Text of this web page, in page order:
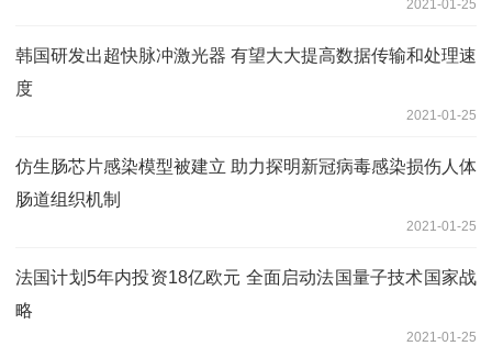
2021-01-25
韩国研发出超快脉冲激光器 有望大大提高数据传输和处理速
度
2021-01-25
仿生肠芯片感染模型被建立 助力探明新冠病毒感染损伤人体
肠道组织机制
2021-01-25
法国计划5年内投资18亿欧元 全面启动法国量子技术国家战
略
2021-01-25